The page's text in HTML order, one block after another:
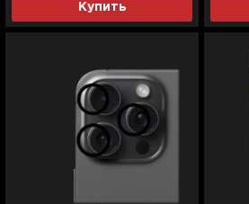
Купить